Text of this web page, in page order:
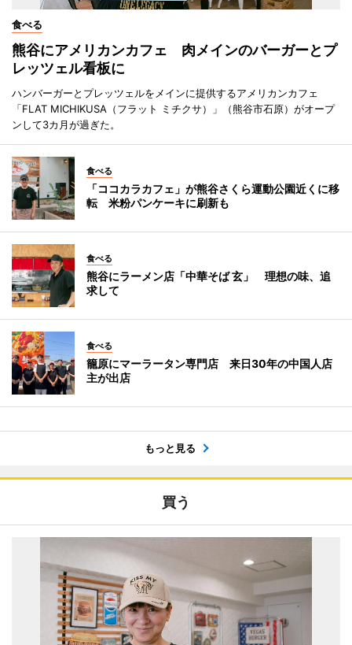
食べる
熊谷にアメリカンカフェ 肉メインのバーガーとプ
レッツェル看板に
ハンバーガーとプレッツェルをメインに提供するアメリカンカフェ
「FLAT MICHIKUSA（フラット ミチクサ）」（熊谷市石原）がオープ
ンして3カ月が過ぎた。
食べる
「ココカラカフェ」が熊谷さくら運動公園近くに移
転 米粉パンケーキに刷新も
食べる
熊谷にラーメン店「中華そば 玄」 理想の味、追
求して
食べる
籠原にマーラータン専門店 来日30年の中国人店
主が出店
もっと見る
買う